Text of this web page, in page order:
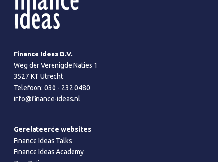
Finance Ideas B.V.
Weg der Verenigde Naties 1
3527 KT Utrecht
Telefoon:030 - 232 0480
info@finance-ideas.nl
Gerelateerde websites
Finance Ideas Talks
Finance Ideas Academy